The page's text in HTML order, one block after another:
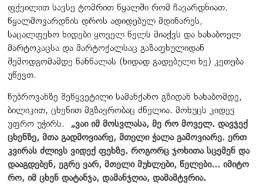
ფქვილით სავსე ტომრით წყალში რომ ჩავარდნიათ.
წყალმოვარდნის დროს ადიდებულ მდინარეს,
საცალფეხო ხიდები ყოველ წელს მიაქვს და ხახაბოელ
მარტოკაცსა და მარტოქალსაც გაზაფხულიდან
შემოდგომამდე წანწალას (ხიდად გადებული ხე) კეთება
უწევთ.
წუბროვანზე შეწყვეტილი სამანქანო გზიდან ხახაბომდე,
ბილიკით, ცხენით მგზავრობაც ძნელია. მოხუცს კიდევ
უფრო უჭირს.
„ვაი იმ მოსვლასა, მე რო მოველ. დავჯექ
ცხენზე, მთა გადმოვიარე, მთელი ჭალა გამოვიარე. ერთ
კვირას ძლივს ვიდექ ფეხზე. როგორც ჯოხითა სცემენ და
დააგდებენ, ეგრე ვარ, მთელი მუხლები, წელები... იმიტო
რო, იმ ცხენ დატანჯა, დამანჯღია, დამამტვრია.